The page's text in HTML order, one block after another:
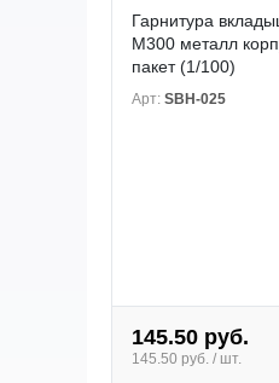
Гарнитура
M300 металл
пакет (1/100)
Арт: SBH-025
145.50 руб.
145.50 руб. / шт.